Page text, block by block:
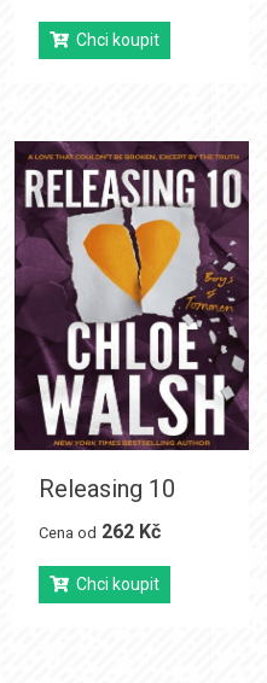
Chci koupit
Releasing 10
Cena od 262 Kč
Chci koupit